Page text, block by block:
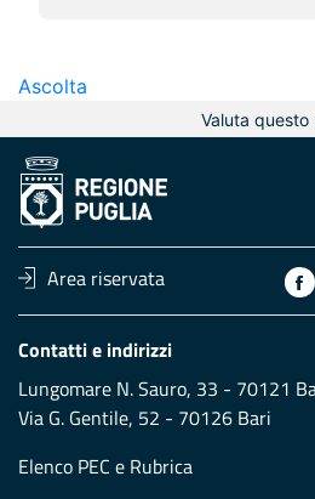
Ascolta
Valuta questo
Area riservata
Contatti e indirizzi
Lungomare N. Sauro, 33 - 70121
Via G. Gentile, 52 - 70126 Bari
Elenco PEC e Rubrica